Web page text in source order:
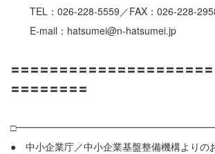
TEL：026-228-5559／FAX：026-228-
E-mail：hatsumei@n-hatsumei.jp
〓〓〓〓〓〓〓〓〓〓〓〓〓〓〓〓〓〓〓〓
〓〓〓〓〓〓〓〓
● 中小企業庁／中小企業基盤整備機構よりの